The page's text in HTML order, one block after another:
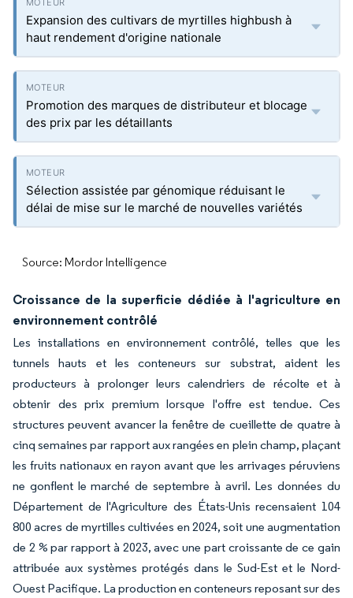
Expansion des cultivars de myrtilles highbush à
haut rendement d'origine nationale
Promotion des marques de distributeur et blocage
des prix par les détaillants
Sélection assistée par génomique réduisant le
délai de mise sur le marché de nouvelles variétés
Source: Mordor Intelligence
Croissance de la superficie dédiée à l'agriculture en
environnement contrôlé
Les installations en environnement contrôlé, telles que les
tunnels hauts et les conteneurs sur substrat, aident les
producteurs à prolonger leurs calendriers de récolte et à
obtenir des prix premium lorsque l'offre est tendue. Ces
structures peuvent avancer la fenêtre de cueillette de quatre à
cinq semaines par rapport aux rangées en plein champ, plaçant
les fruits nationaux en rayon avant que les arrivages péruviens
ne gonflent le marché de septembre à avril. Les données du
Département de l'Agriculture des États-Unis recensaient 104
800 acres de myrtilles cultivées en 2024, soit une augmentation
de 2 % par rapport à 2023, avec une part croissante de ce gain
attribuée aux systèmes protégés dans le Sud-Est et le Nord-
Ouest Pacifique. La production en conteneurs reposant sur des